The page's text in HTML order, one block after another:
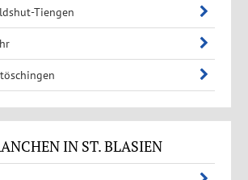
Tiengen
IN ST. BLASIEN